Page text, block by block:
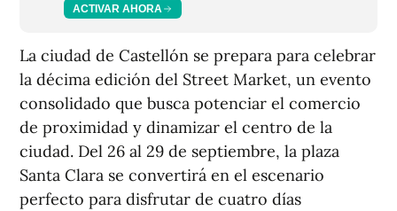
ACTIVAR AHORA
La ciudad de Castellón se prepara para celebrar
la décima edición del Street Market, un evento
consolidado que busca potenciar el comercio
de proximidad y dinamizar el centro de la
ciudad. Del 26 al 29 de septiembre, la plaza
Santa Clara se convertirá en el escenario
perfecto para disfrutar de cuatro días